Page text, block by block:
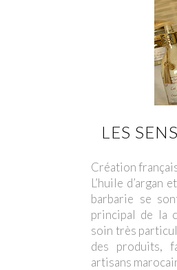
LES
Création
L’huile d’argan
barbarie se
principal de la
soin très
des produits,
artisans